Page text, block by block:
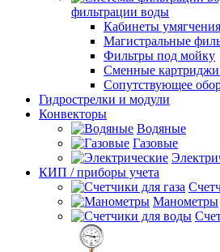
фильтрации воды
Кабинеты
Магистральные
Фильтры под мойку
Сменные
Сопутствующее
Гидрострелки и модули
Конвекторы
Водяные
Газовые
КИП / приборы учета
Манометры